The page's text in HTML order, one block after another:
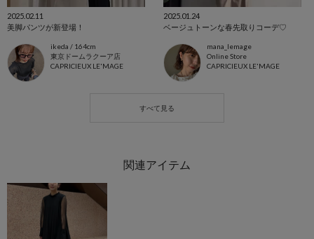
2025.02.11
美脚パンツが新登場！
ikeda / 164cm
東京ドームラクーア店
CAPRICIEUX LE'MAGE
2025.01.24
ベージュトーンな春先取りコーデ♡
mana_lemage
Online Store
CAPRICIEUX LE'MAGE